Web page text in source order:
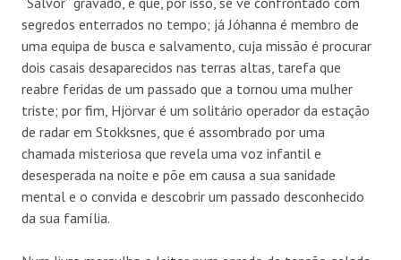
segredos enterrados no tempo; já Jóhanna é membro de
uma equipa de busca e salvamento, cuja missão é procurar
dois casais desaparecidos nas terras altas, tarefa que
reabre feridas de um passado que a tornou uma mulher
triste; por fim, Hjörvar é um solitário operador da estação
de radar em Stokksnes, que é assombrado por uma
chamada misteriosa que revela uma voz infantil e
desesperada na noite e põe em causa a sua sanidade
mental e o convida e descobrir um passado desconhecido
da sua família.